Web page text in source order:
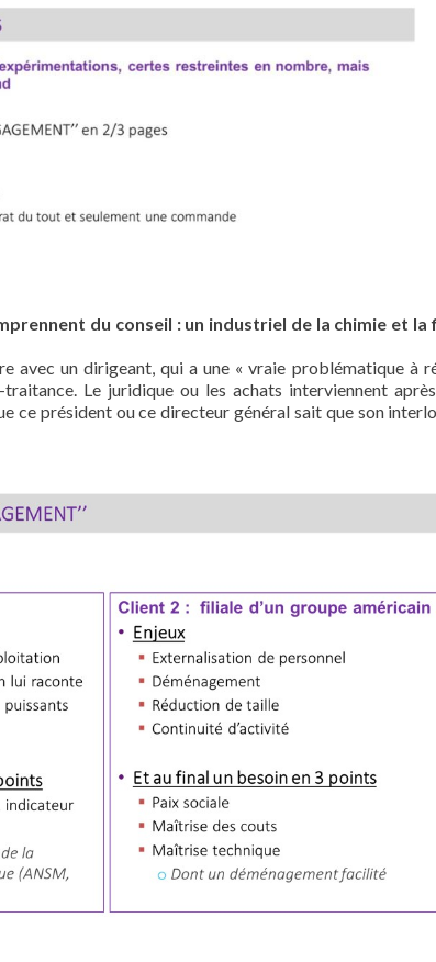
du conseil : un industriel de la chimie et la
avec un dirigeant, qui a une « vraie problématique à
Le juridique ou les achats interviennent après
ce président ou ce directeur général sait que son